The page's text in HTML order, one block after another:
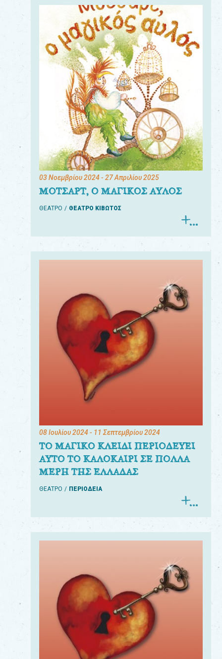
03 Νοεμβρίου 2024- 27 Απριλίου 2025
ΜΟΤΣΑΡΤ, Ο ΜΑΓΙΚΟΣ ΑΥΛΟΣ
ΘΕΑΤΡΟ ΘΕΑΤΡΟ ΚΙΒΩΤΟΣ
08 Ιουλίου 2024- 11 Σεπτεμβρίου 2024
ΤΟ ΜΑΓΙΚΟ ΚΛΕΙΔΙ ΠΕΡΙΟΔΕΥΕΙ
ΑΥΤΟ ΤΟ ΚΑΛΟΚΑΙΡΙ ΣΕ ΠΟΛΛΑ
ΜΕΡΗ ΤΗΣ ΕΛΛΑΔΑΣ
ΘΕΑΤΡΟ ΠΕΡΙΟΔΕΙΑ